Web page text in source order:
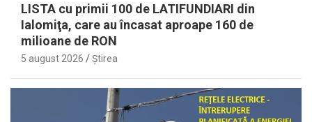
LISTA cu primii 100 de LATIFUNDIARI din
Ialomiţa, care au încasat aproape 160 de
milioane de RON
5 august 2026 Ştirea